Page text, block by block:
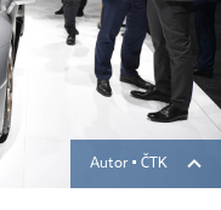
Autor ▪ ČTK